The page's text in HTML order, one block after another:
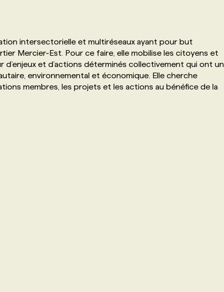
intersectorielle et multiréseaux ayant pour but
Mercier-Est. Pour ce faire, elle mobilise les citoyens et
et d’actions déterminés collectivement qui ont un
environnemental et économique. Elle cherche
membres, les projets et les actions au bénéfice de la